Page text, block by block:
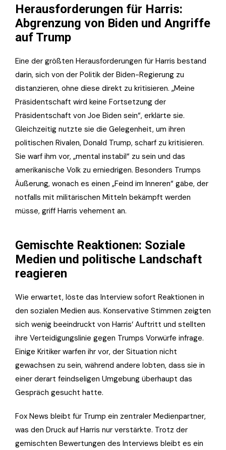
Herausforderungen für Harris:
Abgrenzung von Biden und Angriffe
auf Trump
Eine der größten Herausforderungen für Harris bestand
darin, sich von der Politik der Biden-Regierung zu
distanzieren, ohne diese direkt zu kritisieren. „Meine
Präsidentschaft wird keine Fortsetzung der
Präsidentschaft von Joe Biden sein“, erklärte sie.
Gleichzeitig nutzte sie die Gelegenheit, um ihren
politischen Rivalen, Donald Trump, scharf zu kritisieren.
Sie warf ihm vor, „mental instabil“ zu sein und das
amerikanische Volk zu erniedrigen. Besonders Trumps
Äußerung, wonach es einen „Feind im Inneren“ gäbe, der
notfalls mit militärischen Mitteln bekämpft werden
müsse, griff Harris vehement an.
Gemischte Reaktionen: Soziale
Medien und politische Landschaft
reagieren
Wie erwartet, löste das Interview sofort Reaktionen in
den sozialen Medien aus. Konservative Stimmen zeigten
sich wenig beeindruckt von Harris‘ Auftritt und stellten
ihre Verteidigungslinie gegen Trumps Vorwürfe infrage.
Einige Kritiker warfen ihr vor, der Situation nicht
gewachsen zu sein, während andere lobten, dass sie in
einer derart feindseligen Umgebung überhaupt das
Gespräch gesucht hatte.
Fox News bleibt für Trump ein zentraler Medienpartner,
was den Druck auf Harris nur verstärkte. Trotz der
gemischten Bewertungen des Interviews bleibt es ein